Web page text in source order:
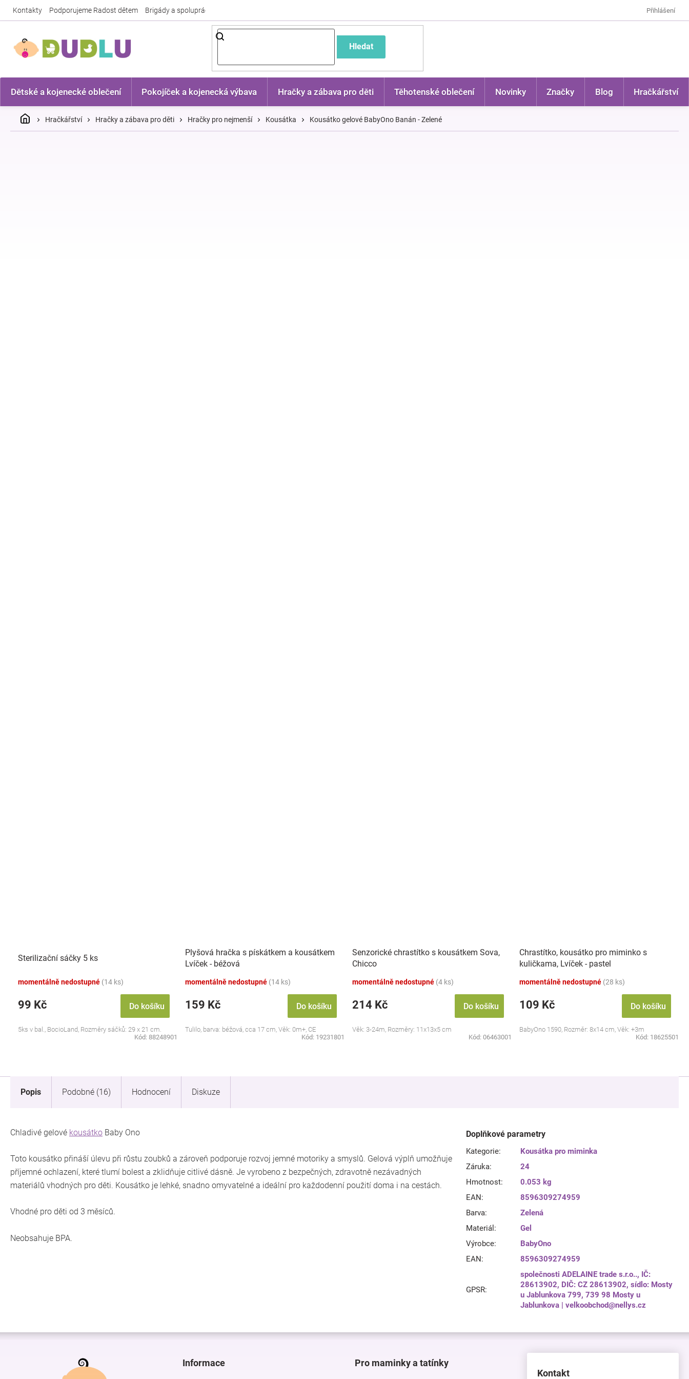
Kontakty Podporujeme Radost dětem Brigády a spolupráce Přihlášení
Hledat
Dětské a kojenecké oblečení Pokojíček a kojenecká výbava Hračky a zábava pro děti Těhotenské oblečení Novinky Značky Blog Hračkářství
DomůHračkářství Hračky a zábava pro děti Hračky pro nejmenší Kousátka Kousátko gelové BabyOno Banán - Zelené
Sterilizační sáčky 5 ks
momentálně nedostupné (14 ks)
99 Kč Do košíku
5ks v bal., BocioLand, Rozměry sáčků: 29 x 21 cm.
Kód: 88248901
Plyšová hračka s pískátkem a kousátkem
Lvíček - béžová
momentálně nedostupné (14 ks)
159 Kč Do košíku
Tulilo, barva: béžová, cca 17 cm, Věk: 0m+, CE
Kód: 19231801
Senzorické chrastítko s kousátkem Sova,
Chicco
momentálně nedostupné (4 ks)
214 Kč Do košíku
Věk: 3-24m, Rozměry: 11x13x5 cm
Kód: 06463001
Chrastítko, kousátko pro miminko s
kuličkama, Lvíček - pastel
momentálně nedostupné (28 ks)
109 Kč Do košíku
BabyOno 1590, Rozměr: 8x14 cm, Věk: +3m
Kód: 18625501
Popis Podobné (16) Hodnocení Diskuze
Chladivé gelové kousátko Baby Ono
Toto kousátko přináší úlevu při růstu zoubků a zároveň podporuje rozvoj jemné motoriky a smyslů. Gelová výplň umožňuje
příjemné ochlazení, které tlumí bolest a zklidňuje citlivé dásně. Je vyrobeno z bezpečných, zdravotně nezávadných
materiálů vhodných pro děti. Kousátko je lehké, snadno omyvatelné a ideální pro každodenní použití doma i na cestách.
Vhodné pro děti od 3 měsíců.
Neobsahuje BPA.
Doplňkové parametry
Kategorie:
Kousátka pro miminka
Záruka:
24
Hmotnost:
0.053 kg
EAN:
8596309274959
Barva:
Zelená
Materiál :
Gel
Výrobce:
BabyOno
EAN: 8596309274959
GPSR:
společnosti ADELAINE trade s.r.o.., IČ:
28613902, DIČ: CZ 28613902, sídlo: Mosty
u Jablunkova 799, 739 98 Mosty u
Jablunkova | velkoobchod@nellys.cz
Z
Informace
Pro maminky a tatínky
Kontakt